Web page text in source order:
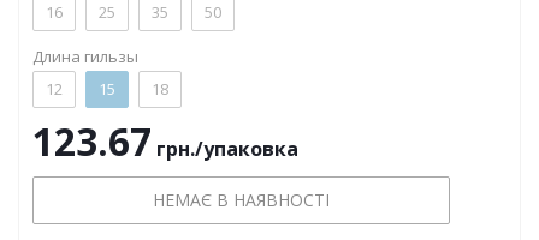
16 25 35 50
Длина гильзы
12
15 18
123.67 грн./упаковка
НЕМАЄ В НАЯВНОСТІ